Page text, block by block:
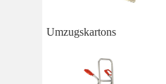
Umzugskartons